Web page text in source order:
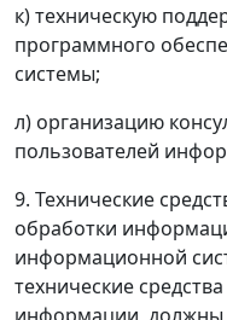
к) техническую
программного
системы;
л) организацию
пользователей
9. Технические
обработки
информационной
технические